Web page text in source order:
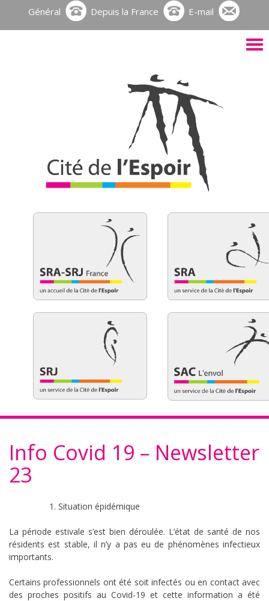
Général Depuis la France E-mail
le
Info Covid 19 – Newsletter
23
Situation épidémique
La période estivale s’est bien déroulée. L’état de santé de nos
résidents est stable, il n’y a pas eu de phénomènes infectieux
importants.
Certains professionnels ont été soit infectés ou en contact avec
des proches positifs au Covid-19 et cette information a été